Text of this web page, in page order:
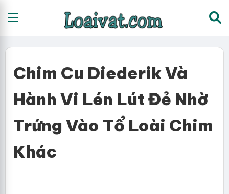
Chim Cu Diederik Và
Hành Vi Lén Lút Đẻ Nhờ
Trứng Vào Tổ Loài Chim
Khác